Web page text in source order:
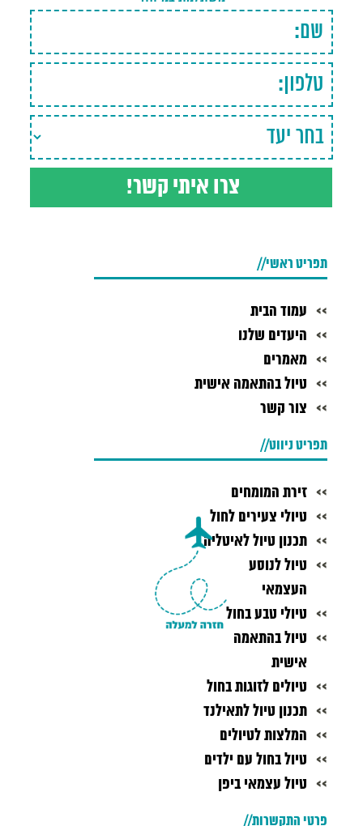
תפריט ראשי
עמוד הבית
היעדים שלנו
מאמרים
טיול בהתאמה אישית
צור קשר
תפריט ניווט
זירת המומחים
טיולי צעירים לחול
תכנון טיול לאיטליה
טיול לנוסע
העצמאי
טיולי טבע בחול
טיול בהתאמה
אישית
טיולים לזוגות בחול
תכנון טיול לתאילנד
המלצות לטיולים
טיול בחול עם ילדים
טיול עצמאי ביפן
פרטי התקשרות